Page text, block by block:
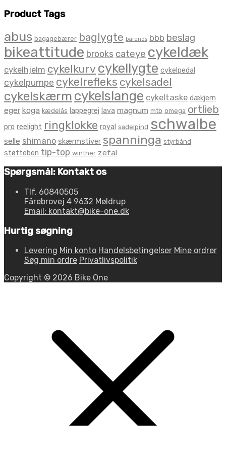
Product Tags
abus bagagebærer baglygte barends bbb beslag
bikeattitude brooks cateye cykeldæk
cykelhjelm cykelkurv cykellygte cykelpedal
cykelpumpe cykelrefleks cykelsadel
cykelskærm cykelslange cykeltaske dækjern
eger koga kædelås lappegrej lava magnum mtb omega ortlieb
pro reelight ringklokke royal sadelpind schwalbe
selle shimano skærmstiver spanninga styrbånd
støtteben tip-top winther zefal
Spørgsmål: Kontakt os
Tlf. 60840505
Fårebrovej 4 9632 Møldrup
Email: kontakt@bike-one.dk
Hurtig søgning
Levering Min konto Handelsbetingelser Mine ordrer
Søg min ordre Privatlivspolitik
Copyright © 2026 Bike One